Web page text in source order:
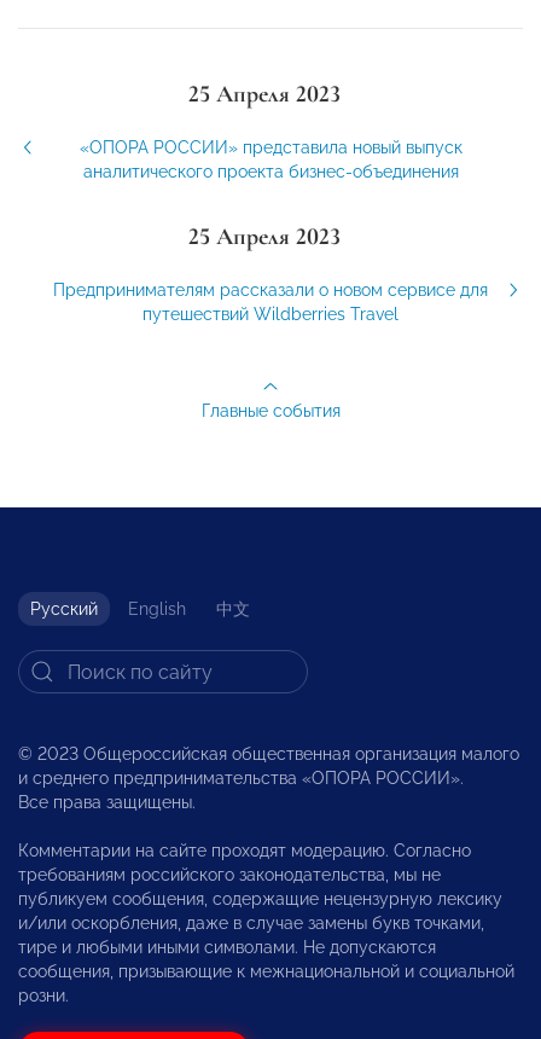
25 Апреля 2023
«ОПОРА РОССИИ» представила новый выпуск
аналитического проекта бизнес-объединения
25 Апреля 2023
Предпринимателям рассказали о новом сервисе для
путешествий Wildberries Travel
Главные события
Русский English 中文
© 2023 Общероссийская общественная организация малого
и среднего предпринимательства «ОПОРА РОССИИ».
Все права защищены.
Комментарии на сайте проходят модерацию. Согласно
требованиям российского законодательства, мы не
публикуем сообщения, содержащие нецензурную лексику
и/или оскорбления, даже в случае замены букв точками,
тире и любыми иными символами. Не допускаются
сообщения, призывающие к межнациональной и социальной
розни.